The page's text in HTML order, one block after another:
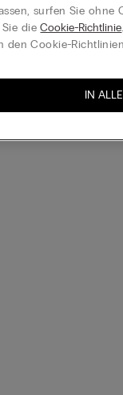
surfen Sie ohne
Sie dieCookie-Richtlinie
den Cookie-
IN